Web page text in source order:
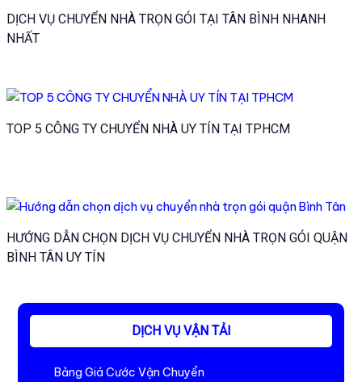
DỊCH VỤ CHUYỂN NHÀ TRỌN GÓI TẠI TÂN BÌNH NHANH
NHẤT
TOP 5 CÔNG TY CHUYỂN NHÀ UY TÍN TẠI TPHCM
HƯỚNG DẪN CHỌN DỊCH VỤ CHUYỂN NHÀ TRỌN GÓI QUẬN
BÌNH TÂN UY TÍN
DỊCH VỤ VẬN TẢI
Bảng Giá Cước Vận Chuyển